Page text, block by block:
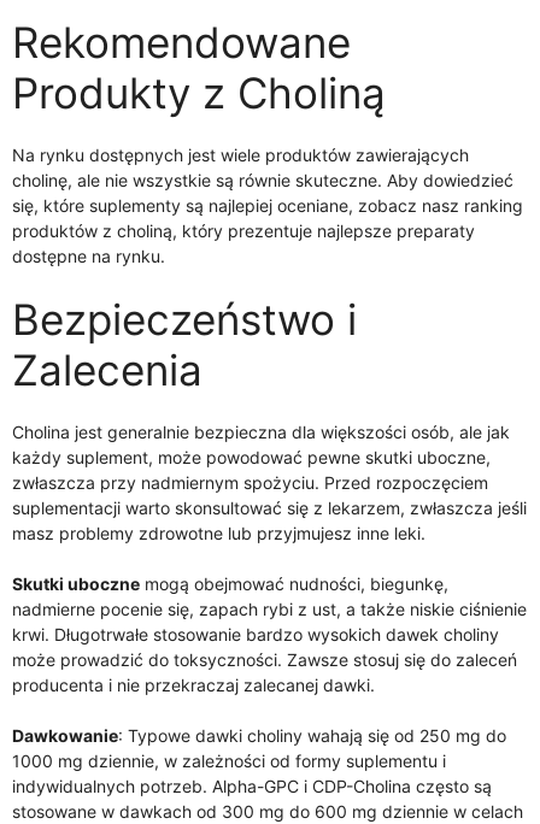
Rekomendowane
Produkty z Choliną
Na rynku dostępnych jest wiele produktów zawierających
cholinę, ale nie wszystkie są równie skuteczne. Aby dowiedzieć
się, które suplementy są najlepiej oceniane, zobacz nasz ranking
produktów z choliną, który prezentuje najlepsze preparaty
dostępne na rynku.
Bezpieczeństwo i
Zalecenia
Cholina jest generalnie bezpieczna dla większości osób, ale jak
każdy suplement, może powodować pewne skutki uboczne,
zwłaszcza przy nadmiernym spożyciu. Przed rozpoczęciem
suplementacji warto skonsultować się z lekarzem, zwłaszcza jeśli
masz problemy zdrowotne lub przyjmujesz inne leki.
Skutki uboczne mogą obejmować nudności, biegunkę,
nadmierne pocenie się, zapach rybi z ust, a także niskie ciśnienie
krwi. Długotrwałe stosowanie bardzo wysokich dawek choliny
może prowadzić do toksyczności. Zawsze stosuj się do zaleceń
producenta i nie przekraczaj zalecanej dawki.
Dawkowanie: Typowe dawki choliny wahają się od 250 mg do
1000 mg dziennie, w zależności od formy suplementu i
indywidualnych potrzeb. Alpha-GPC i CDP-Cholina często są
stosowane w dawkach od 300 mg do 600 mg dziennie w celach